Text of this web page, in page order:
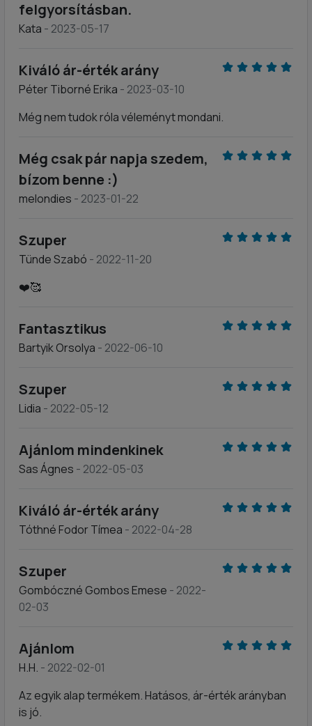
felgyorsításban.
Kata - 2023-05-17
Kiváló ár-érték arány
Péter Tiborné Erika - 2023-03-10
Még nem tudok róla véleményt mondani.
Még csak pár napja szedem,
bízom benne :)
melondies - 2023-01-22
Szuper
Tünde Szabó - 2022-11-20
❤️🥰
Fantasztikus
Bartyik Orsolya - 2022-06-10
Szuper
Lidia - 2022-05-12
Ajánlom mindenkinek
Sas Ágnes - 2022-05-03
Kiváló ár-érték arány
Tóthné Fodor Tímea - 2022-04-28
Szuper
Gombóczné Gombos Emese - 2022-
02-03
Ajánlom
H.H. - 2022-02-01
Az egyik alap termékem. Hatásos, ár-érték arányban
is jó.